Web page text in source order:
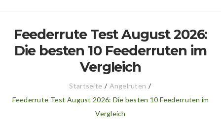
Feederrute Test August 2026:
Die besten 10 Feederruten im
Vergleich
Startseite / Angelruten /
Feederrute Test August 2026: Die besten 10 Feederruten im
Vergleich